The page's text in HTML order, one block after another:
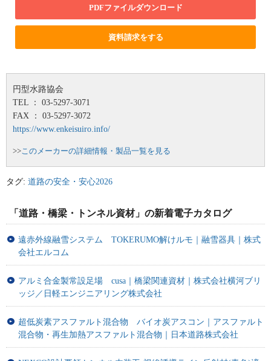
PDFファイルダウンロード
資料請求をする
円型水路協会
TEL ： 03-5297-3071
FAX ： 03-5297-3072
https://www.enkeisuiro.info/
>> このメーカーの詳細情報・製品一覧を見る
タグ: 道路の安全・安心2026
「道路・橋梁・トンネル資材」の新着電子カタログ
遠赤外線融雪システム TOKERUMO解けルモ｜融雪器具｜株式
会社エルコム
アルミ合金製常設足場 cusa｜橋梁関連資材｜株式会社横河ブリ
ッジ／日軽エンジニアリング株式会社
超低炭素アスファルト混合物 バイオ炭アスコン｜アスファルト
混合物・再生加熱アスファルト混合物｜日本道路株式会社